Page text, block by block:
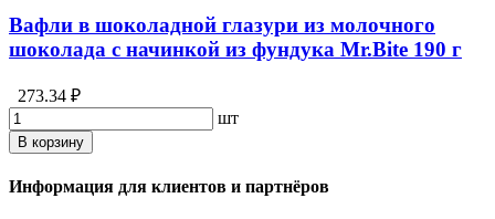
Вафли в шоколадной глазури из молочного
шоколада с начинкой из фундука Mr.Bite 190 г
273.34 ₽
шт
В корзину
Информация для клиентов и партнёров